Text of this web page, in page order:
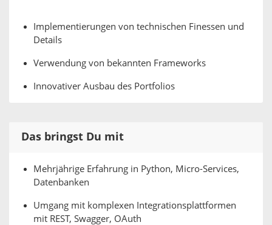
Implementierungen von technischen Finessen und
Details
Verwendung von bekannten Frameworks
Innovativer Ausbau des Portfolios
Das bringst Du mit
Mehrjährige Erfahrung in Python, Micro-Services,
Datenbanken
Umgang mit komplexen Integrationsplattformen
mit REST, Swagger, OAuth